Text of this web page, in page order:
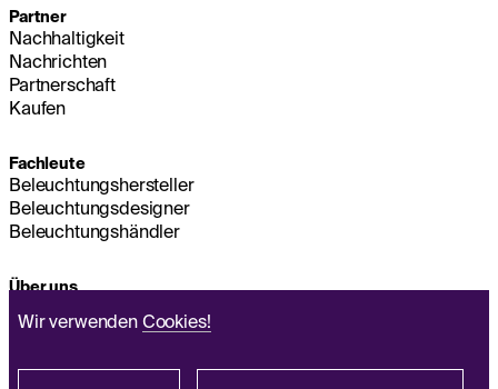
Wir verwenden Cookies!
Partner
Nachhaltigkeit
Nachrichten
Partnerschaft
Kaufen
Fachleute
Beleuchtungshersteller
Beleuchtungsdesigner
Beleuchtungshändler
Über uns
Hauptsitz